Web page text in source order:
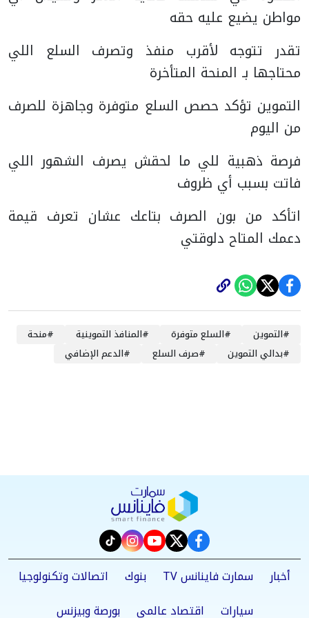
مواطن يضيع عليه حقه
تقدر تتوجه لأقرب منفذ وتصرف السلع اللي
محتاجها بـ المنحة المتأخرة
التموين تؤكد حصص السلع متوفرة وجاهزة للصرف
من اليوم
فرصة ذهبية للي ما لحقش يصرف الشهور اللي
فاتت بسبب أي ظروف
اتأكد من بون الصرف بتاعك عشان تعرف قيمة
دعمك المتاح دلوقتي
#التموين #السلع متوفرة #المنافذ التموينية #منحة
#بدالي التموين #صرف السلع #الدعم الإضافي
facebook
twitter
youtube
instagram
tiktok
أخبار
سمارت فاينانس TV بنوك
اتصالات وتكنولوجيا
سيارات
اقتصاد عالمي بورصة وبيزنس